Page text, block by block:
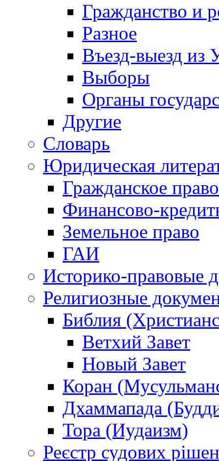
Гражданство и
Разное
Въезд-выезд из
Выборы
Органы
Другие
Словарь
Юридическая
Гражданское право
Финансово-
Земельное право
ГАИ
Историко-правовые
Религиозные
Библия
Ветхий Завет
Новый Завет
Коран
Дхаммапада
Тора (Иудаизм)
Реєстр судових